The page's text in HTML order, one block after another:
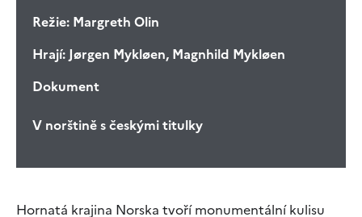
Režie: Margreth Olin
Hrají: Jørgen Mykløen, Magnhild Mykløen
Dokument
V norštině s českými titulky
Hornatá krajina Norska tvoří monumentální kulisu